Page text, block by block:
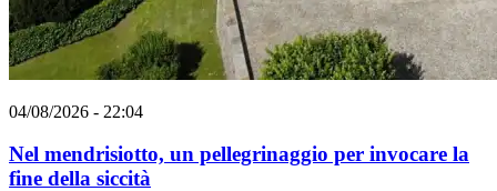
04/08/2026 - 22:04
Nel mendrisiotto, un pellegrinaggio per invocare la
fine della siccità